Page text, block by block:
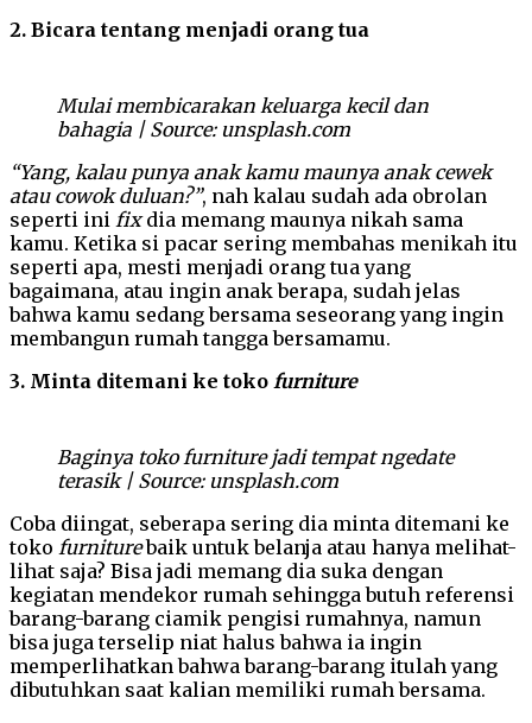
2. Bicara tentang menjadi orang tua
Mulai membicarakan keluarga kecil dan
bahagia | Source: unsplash.com
“Yang, kalau punya anak kamu maunya anak cewek
atau cowok duluan?”, nah kalau sudah ada obrolan
seperti ini fixdia memang maunya nikah sama
kamu. Ketika si pacar sering membahas menikah itu
seperti apa, mesti menjadi orang tua yang
bagaimana, atau ingin anak berapa, sudah jelas
bahwa kamu sedang bersama seseorang yang ingin
membangun rumah tangga bersamamu.
3. Minta ditemani ke toko furniture
Baginya toko furniture jadi tempat ngedate
terasik | Source: unsplash.com
Coba diingat, seberapa sering dia minta ditemani ke
toko furniturebaik untuk belanja atau hanya melihat-
lihat saja? Bisa jadi memang dia suka dengan
kegiatan mendekor rumah sehingga butuh referensi
barang-barang ciamik pengisi rumahnya, namun
bisa juga terselip niat halus bahwa ia ingin
memperlihatkan bahwa barang-barang itulah yang
dibutuhkan saat kalian memiliki rumah bersama.